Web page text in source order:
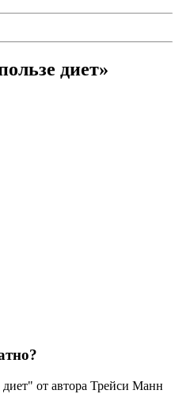
диет»
от автора Трейси Манн